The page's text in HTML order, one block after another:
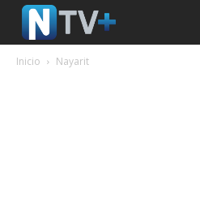
Inicio Nayarit